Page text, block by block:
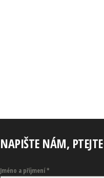
NAPIŠTE NÁM,
Jméno a příjmení*